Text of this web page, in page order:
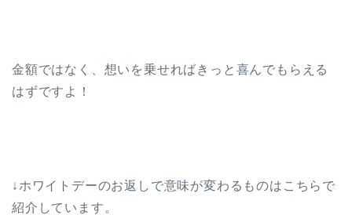
金額ではなく、想いを乗せればきっと喜んでもらえる
はずですよ！
↓ホワイトデーのお返しで意味が変わるものはこちらで
紹介しています。